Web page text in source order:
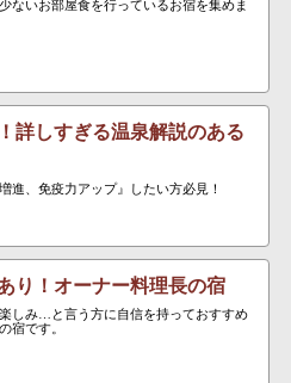
ないお部屋食を行っているお宿を集めま
詳しすぎる温泉解説のある
進、免疫力アップ』したい方必見！
り！オーナー料理長の宿
しみ…と言う方に自信を持っておすすめ
宿です。